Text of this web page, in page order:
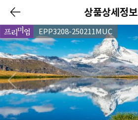
상품상세정보
EPP3208-250211MUC